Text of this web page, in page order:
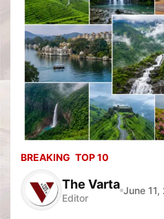
BREAKING TOP 10
The Varta
Editor
June 11,